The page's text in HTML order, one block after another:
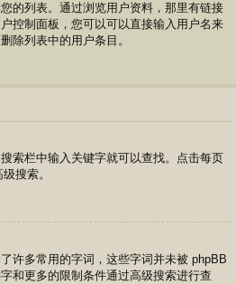
的列表。通过浏览用户资料，那里有链接
控制面板，您可以可以直接输入用户名来
除列表中的用户条目。
索栏中输入关键字就可以查找。点击每页
搜索。
许多常用的字词，这些字词并未被 phpBB
和更多的限制条件通过高级搜索进行查